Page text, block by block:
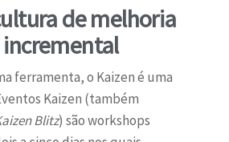
de melhoria
ferramenta, o Kaizen é uma
Kaizen (também
Blitz) são workshops